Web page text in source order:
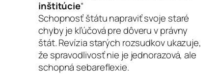
inštitúcie“
Schopnosť štátu napraviť svoje staré
chyby je kľúčová pre dôveru v právny
štát. Revízia starých rozsudkov ukazuje,
že spravodlivosť nie je jednorazová, ale
schopná sebareflexie.